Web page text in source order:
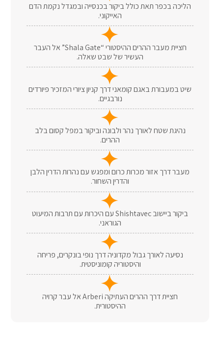
הליכה בכפר תאת כולל ביקור בכנסייה ובמגדל נקמת הדם
האייקוני.
חציית מעבר ההרים ההיסטורי “Shala Gate” אל העבר
העשיר של שבט שאלה.
שיט במעבורת באגם קומאני דרך קניון ציורי המזכיר פיורדים
נורבגיים.
נהיגת שטח לאורך נהר ולבונה וביקור במפל קסום בלב
ההרים.
מעבר דרך אזור מכרות כרום ומפגש עם נהרות הדרין הלבן
והדרין השחור.
ביקור ביישוב Shishtavec עם היכרות עם תרבות המיעוט
הגוראני.
נסיעה לאורך גבול מקדוניה דרך נופי בונקרים, פריחה
והיסטוריה קומוניסטית.
חציית דרך ההרים העתיקה Arberi אל עבר קרויה
ההיסטורית.